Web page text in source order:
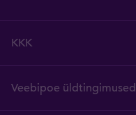
KKK
Veebipoe üldtingimused